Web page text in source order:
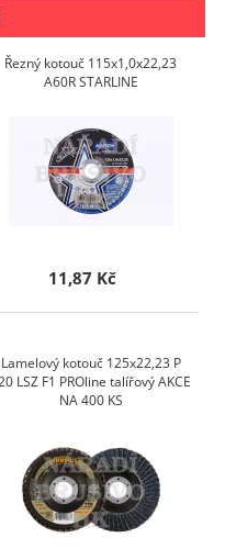
Řezný kotouč 115x1,0x22,23
A60R STARLINE
11,87 Kč
Lamelový kotouč 125x22,23 P
LSZ F1 PROline talířový AKCE
NA 400 KS